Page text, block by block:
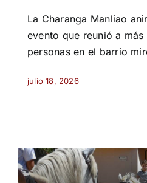
La Charanga Manliao
evento que reunió a
personas en el barrio
julio 18, 2026